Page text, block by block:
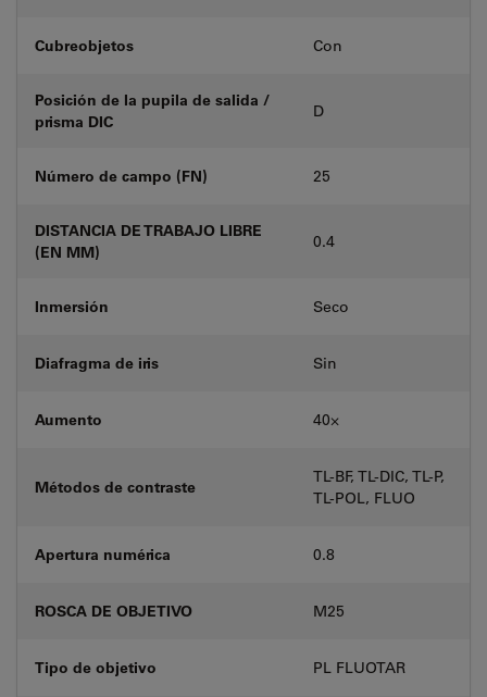
Cubreobjetos Con
Posición de la pupila de salida /
prisma DIC
D
Número de campo (FN) 25
DISTANCIA DE TRABAJO LIBRE
(EN MM)
0.4
Inmersión Seco
Diafragma de iris Sin
Aumento 40⨉
Métodos de contraste
TL-BF, TL-DIC, TL-P,
TL-POL, FLUO
Apertura numérica 0.8
ROSCA DE OBJETIVO M25
Tipo de objetivo PL FLUOTAR